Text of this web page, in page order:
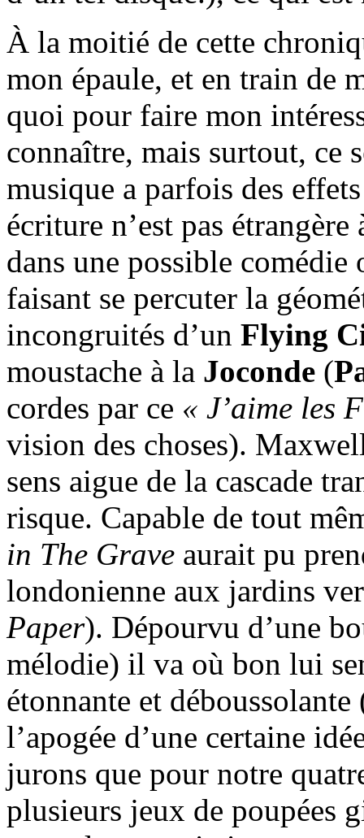
À la moitié de cette
mon épaule, et en train de
quoi pour faire mon
connaître, mais surtout, ce
musique a parfois des
écriture n’est pas
dans une possible comédie
faisant se percuter la
incongruités d’un Flying
moustache à la Joconde (
cordes par ce « J’aime les
vision des choses).
sens aigue de la cascade
risque. Capable de tout
in The Grave aurait pu
londonienne aux jardins
Paper). Dépourvu d’une
mélodie) il va où bon lui
étonnante et déboussolante
l’apogée d’une certaine
jurons que pour notre
plusieurs jeux de poupées